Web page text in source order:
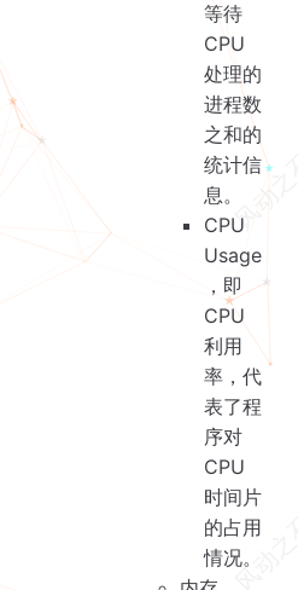
等待
CPU
处理的
进程数
之和的
统计信
息。
CPU
Usage
，即
CPU
利用
率，代
表了程
序对
CPU
时间片
的占用
情况。